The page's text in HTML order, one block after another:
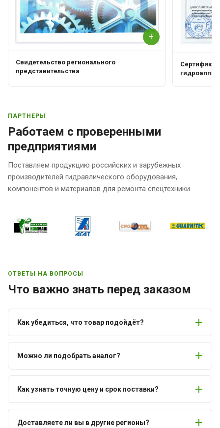
+
Свидетельство регионального
представительства
Сертификат
ПАРТНЕРЫ
Работаем с проверенными
предприятиями
Поставляем продукцию российских и зарубежных
производителей гидравлического оборудования,
компонентов и материалов для ремонта спецтехники.
ОТВЕТЫ НА ВОПРОСЫ
Что важно знать перед заказом
Как убедиться, что товар подойдёт?
Можно ли подобрать аналог?
Как узнать точную цену и срок поставки?
Доставляете ли вы в другие регионы?